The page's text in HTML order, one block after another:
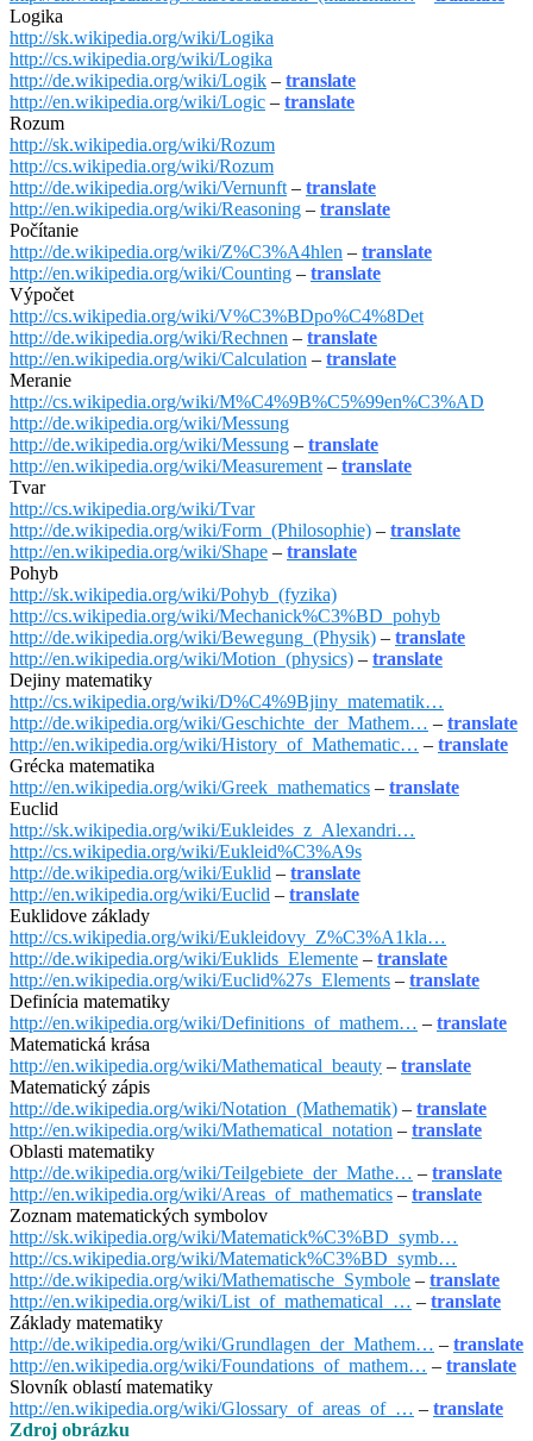
Logika
http://sk.wikipedia.org/wiki/Logika
http://cs.wikipedia.org/wiki/Logika
http://de.wikipedia.org/wiki/Logik – translate
http://en.wikipedia.org/wiki/Logic – translate
Rozum
http://sk.wikipedia.org/wiki/Rozum
http://cs.wikipedia.org/wiki/Rozum
http://de.wikipedia.org/wiki/Vernunft – translate
http://en.wikipedia.org/wiki/Reasoning – translate
Počítanie
http://de.wikipedia.org/wiki/Z%C3%A4hlen – translate
http://en.wikipedia.org/wiki/Counting – translate
Výpočet
http://cs.wikipedia.org/wiki/V%C3%BDpo%C4%8Det
http://de.wikipedia.org/wiki/Rechnen – translate
http://en.wikipedia.org/wiki/Calculation – translate
Meranie
http://cs.wikipedia.org/wiki/M%C4%9B%C5%99en%C3%AD
http://de.wikipedia.org/wiki/Messung
http://de.wikipedia.org/wiki/Messung – translate
http://en.wikipedia.org/wiki/Measurement – translate
Tvar
http://cs.wikipedia.org/wiki/Tvar
http://de.wikipedia.org/wiki/Form_(Philosophie) – translate
http://en.wikipedia.org/wiki/Shape – translate
Pohyb
http://sk.wikipedia.org/wiki/Pohyb_(fyzika)
http://cs.wikipedia.org/wiki/Mechanick%C3%BD_pohyb
http://de.wikipedia.org/wiki/Bewegung_(Physik) – translate
http://en.wikipedia.org/wiki/Motion_(physics) – translate
Dejiny matematiky
http://cs.wikipedia.org/wiki/D%C4%9Bjiny_matematik…
http://de.wikipedia.org/wiki/Geschichte_der_Mathem… – translate
http://en.wikipedia.org/wiki/History_of_Mathematic… – translate
Grécka matematika
http://en.wikipedia.org/wiki/Greek_mathematics – translate
Euclid
http://sk.wikipedia.org/wiki/Eukleides_z_Alexandri…
http://cs.wikipedia.org/wiki/Eukleid%C3%A9s
http://de.wikipedia.org/wiki/Euklid – translate
http://en.wikipedia.org/wiki/Euclid – translate
Euklidove základy
http://cs.wikipedia.org/wiki/Eukleidovy_Z%C3%A1kla…
http://de.wikipedia.org/wiki/Euklids_Elemente – translate
http://en.wikipedia.org/wiki/Euclid%27s_Elements – translate
Definícia matematiky
http://en.wikipedia.org/wiki/Definitions_of_mathem… – translate
Matematická krása
http://en.wikipedia.org/wiki/Mathematical_beauty – translate
Matematický zápis
http://de.wikipedia.org/wiki/Notation_(Mathematik) – translate
http://en.wikipedia.org/wiki/Mathematical_notation – translate
Oblasti matematiky
http://de.wikipedia.org/wiki/Teilgebiete_der_Mathe… – translate
http://en.wikipedia.org/wiki/Areas_of_mathematics – translate
Zoznam matematických symbolov
http://sk.wikipedia.org/wiki/Matematick%C3%BD_symb…
http://cs.wikipedia.org/wiki/Matematick%C3%BD_symb…
http://de.wikipedia.org/wiki/Mathematische_Symbole – translate
http://en.wikipedia.org/wiki/List_of_mathematical_… – translate
Základy matematiky
http://de.wikipedia.org/wiki/Grundlagen_der_Mathem… – translate
http://en.wikipedia.org/wiki/Foundations_of_mathem… – translate
Slovník oblastí matematiky
http://en.wikipedia.org/wiki/Glossary_of_areas_of_… – translate
Zdroj obrázku